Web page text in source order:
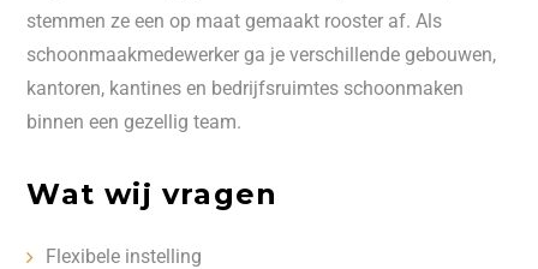
stemmen ze een op maat gemaakt rooster af. Als
schoonmaakmedewerker ga je verschillende gebouwen,
kantoren, kantines en bedrijfsruimtes schoonmaken
binnen een gezellig team.
Wat wij vragen
Flexibele instelling